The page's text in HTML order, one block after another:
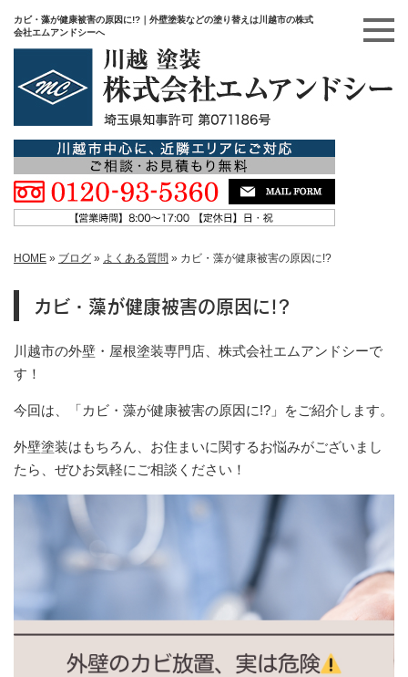
カビ・藻が健康被害の原因に!?｜外壁塗装などの塗り替えは川越市の株式
会社エムアンドシーへ
HOME » ブログ » よくある質問 » カビ・藻が健康被害の原因に!?
カビ・藻が健康被害の原因に!?
川越市の外壁・屋根塗装専門店、株式会社エムアンドシーで
す！
今回は、「カビ・藻が健康被害の原因に!?」をご紹介します。
外壁塗装はもちろん、お住まいに関するお悩みがございまし
たら、ぜひお気軽にご相談ください！